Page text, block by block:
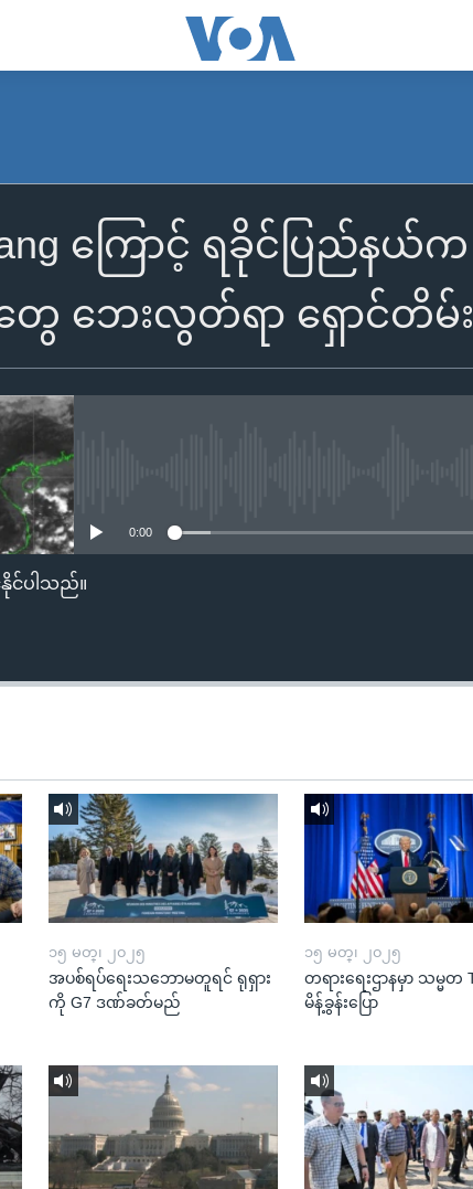
ကြောင့် ရခိုင်ပြည်န
ဘေးလွတ်ရာ ရှောင်တိမ်း
0:00
င်ပါသည်။
၁၅ မတ္၊ ၂၀၂၅
အပစ်ရပ်ရေးသဘောမတူရင် ရုရှား
ကို G7 ဒဏ်ခတ်မည်
၁၅ မတ္၊ ၂၀၂၅
တရားရေးဌာနမှာ သမ္မတ
မိန့်ခွန်းပြော